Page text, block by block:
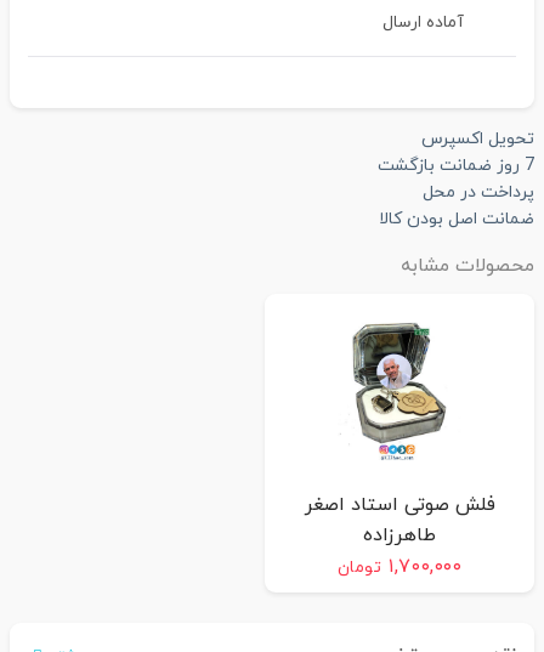
آماده ارسال
تحویل اکسپرس
7 روز ضمانت بازگشت
پرداخت در محل
ضمانت اصل بودن کالا
محصولات مشابه
فلش صوتی استاد اصغر
طاهرزاده
۱,۷۰۰,۰۰۰ تومان